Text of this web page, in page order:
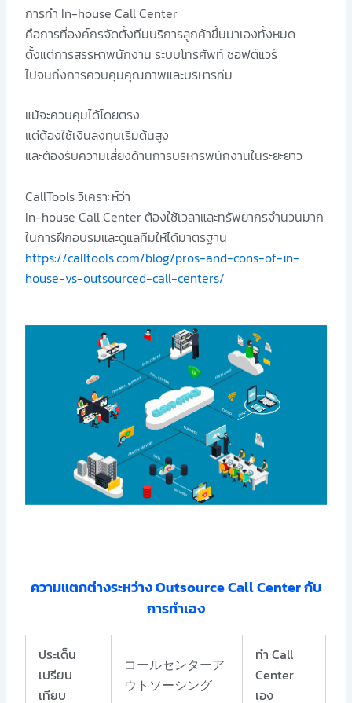
การทำ In-house Call Center
คือการที่องค์กรจัดตั้งทีมบริการลูกค้าขึ้นมาเองทั้งหมด
ตั้งแต่การสรรหาพนักงาน ระบบโทรศัพท์ ซอฟต์แวร์
ไปจนถึงการควบคุมคุณภาพและบริหารทีม
แม้จะควบคุมได้โดยตรง
แต่ต้องใช้เงินลงทุนเริ่มต้นสูง
และต้องรับความเสี่ยงด้านการบริหารพนักงานในระยะยาว
CallTools วิเคราะห์ว่า
In-house Call Center ต้องใช้เวลาและทรัพยากรจำนวนมาก
ในการฝึกอบรมและดูแลทีมให้ได้มาตรฐาน
https://calltools.com/blog/pros-and-cons-of-in-
house-vs-outsourced-call-centers/
ความแตกต่างระหว่าง Outsource Call Center กับ
การทำเอง
ประเด็น
เปรียบ
เทียบ
コールセンターア
ウトソーシング
ทำ Call
Center
เอง